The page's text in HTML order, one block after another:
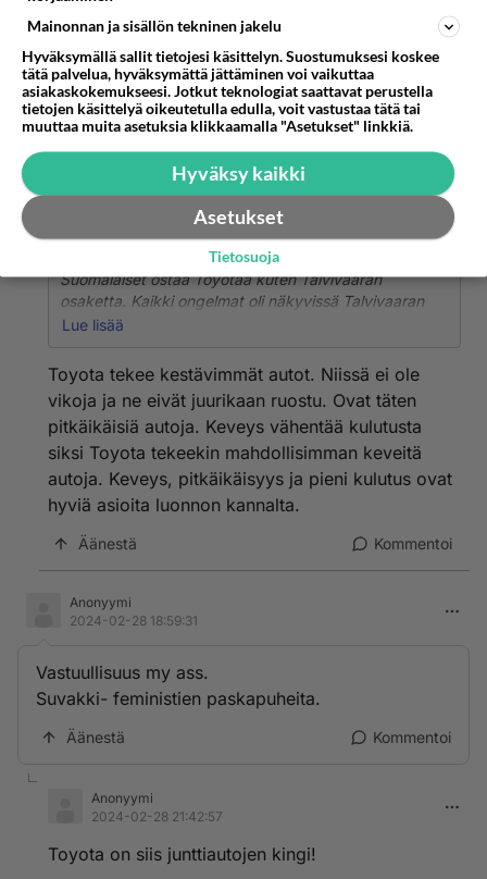
Anonyymi
2024-02-28 17:59:46
Suomalaiset ostaa Toyotaa kuten Talvivaaran
osaketta. Kaikki ongelmat oli näkyvissä Talvivaaran
osakkeessa silti ostettiin minkä ehdittiin. Suomalaiset
suomalaiseen luonteeseen sopi paremmin
ryhmätyhmyys vahvasti sisulla maustettuna.
Periaatteena se, että niin kauan annetaan rahaa
koijarille kun rahaa riittää.
Lue lisää
Toyota tekee kestävimmät autot. Niissä ei ole
vikoja ja ne eivät juurikaan ruostu. Ovat täten
pitkäikäisiä autoja. Keveys vähentää kulutusta
siksi Toyota tekeekin mahdollisimman keveitä
autoja. Keveys, pitkäikäisyys ja pieni kulutus ovat
hyviä asioita luonnon kannalta.
Äänestä Kommentoi
Anonyymi
2024-02-28 18:59:31
Vastuullisuus my ass.
Suvakki- feministien paskapuheita.
Äänestä Kommentoi
Anonyymi
2024-02-28 21:42:57
Toyota on siis junttiautojen kingi!
Mainonnan ja sisällön tekninen jakelu
Hyväksymällä sallit tietojesi käsittelyn. Suostumuksesi koskee
tätä palvelua, hyväksymättä jättäminen voi vaikuttaa
asiakaskokemukseesi. Jotkut teknologiat saattavat perustella
tietojen käsittelyä oikeutetulla edulla, voit vastustaa tätä tai
muuttaa muita asetuksia klikkaamalla "Asetukset" linkkiä.
Hyväksy kaikki
Asetukset
Tietosuoja